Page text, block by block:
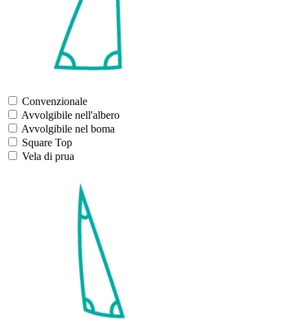
Convenzionale
Avvolgibile nell'albero
Avvolgibile nel boma
Square Top
Vela di prua